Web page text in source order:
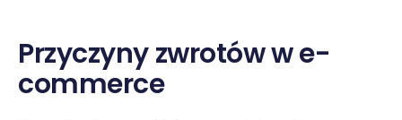
Przyczyny zwrotów w e-
commerce